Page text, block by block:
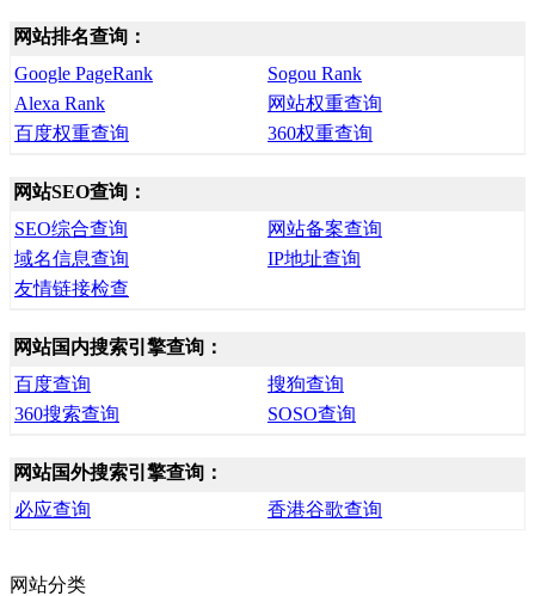
网站排名查询：
Google PageRank
Sogou Rank
Alexa Rank
网站权重查询
百度权重查询
360权重查询
网站SEO查询：
SEO综合查询
网站备案查询
域名信息查询
IP地址查询
友情链接检查
网站国内搜索引擎查询：
百度查询
搜狗查询
360搜索查询
SOSO查询
网站国外搜索引擎查询：
必应查询
香港谷歌查询
网站分类